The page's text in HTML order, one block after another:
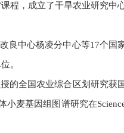
程，成立了干旱农业研究中
良中心杨凌分中心等17个国
。
的全国农业综合区划研究获
小麦基因组图谱研究在